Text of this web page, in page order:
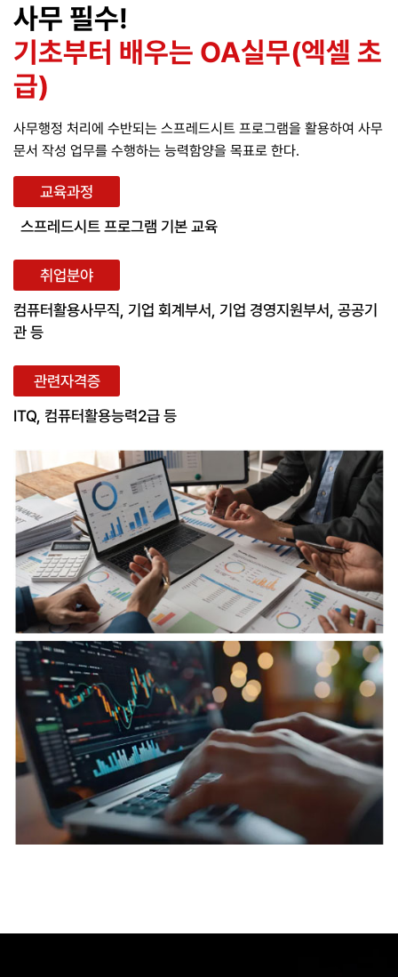
사무 필수!
기초부터 배우는 OA실무(엑셀 초
급)
사무행정 처리에 수반되는 스프레드시트 프로그램을 활용하여 사무
문서 작성 업무를 수행하는 능력함양을 목표로 한다.
교육과정
스프레드시트 프로그램 기본 교육
취업분야
컴퓨터활용사무직, 기업 회계부서, 기업 경영지원부서, 공공기
관 등
관련자격증
ITQ, 컴퓨터활용능력2급 등